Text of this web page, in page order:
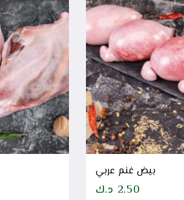
بيض غنم عربي
2.50 د.ك